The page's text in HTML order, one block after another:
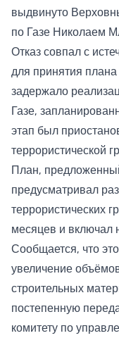
выдвинуто
по Газе Николаем
Отказ совпал с
для принятия
задержало
Газе,
этап был
террористической
План,
предусматривал
террористических
месяцев и включал
Сообщается, что
увеличение
строительных
постепенную
комитету по